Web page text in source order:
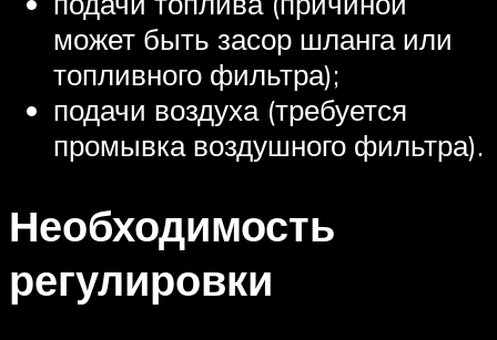
может быть засор шланга или
топливного фильтра);
подачи воздуха (требуется
промывка воздушного фильтра).
Необходимость
регулировки